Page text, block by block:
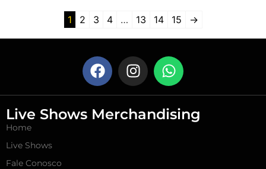
1 2 3 4 … 13 14 15 →
Live Shows Merchandising
Home
Live Shows
Fale Conosco